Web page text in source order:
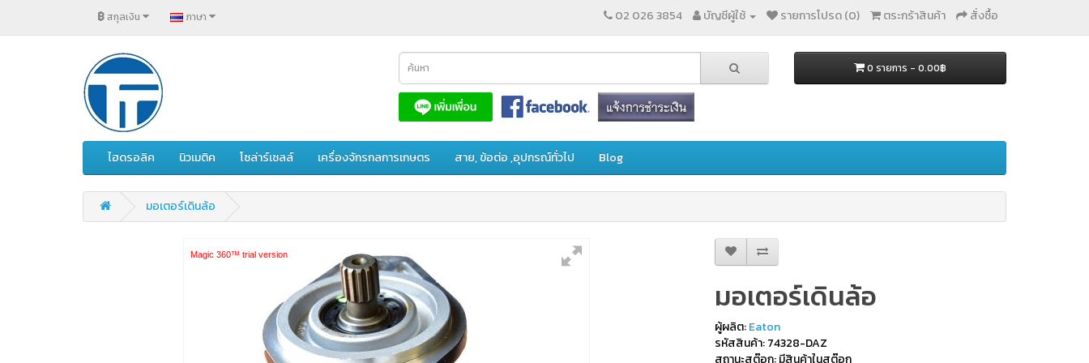
฿ สกุลเงิน ภาษา 02 026 3854 บัญชีผู้ใช้ รายการโปรด (0) ตระกร้าสินค้า สั่งซื้อ
0 รายการ - 0.00฿
ไฮดรอลิค นิวเมติค โซล่าร์เซลล์ เครื่องจักรกลการเกษตร สาย, ข้อต่อ ,อุปกรณ์ทั่วไป Blog
มอเตอร์เดินล้อ
Magic 360™ trial version
มอเตอร์เดินล้อ
ผู้ผลิต:Eaton
รหัสสินค้า: 74328-DAZ
สถานะสต๊อก: มีสินค้าในสต๊อก